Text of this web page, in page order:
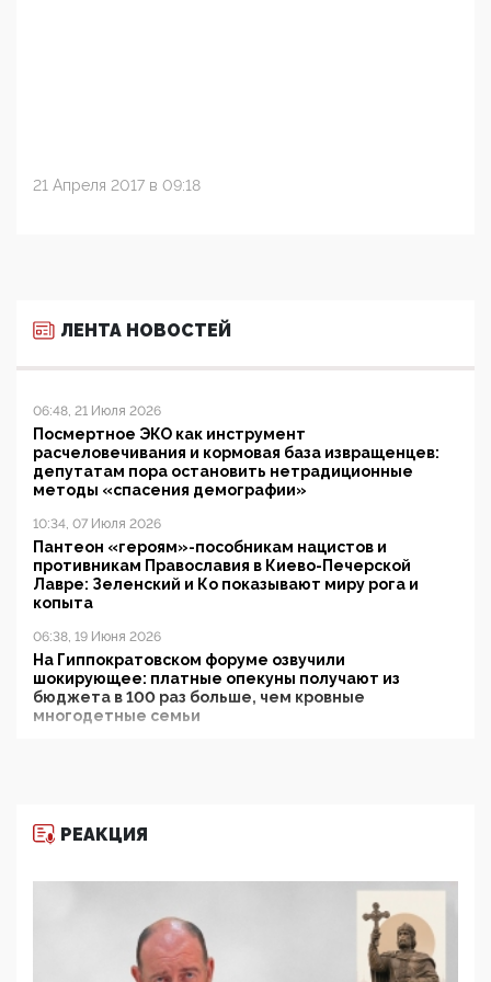
21 Апреля 2017 в 09:18
ЛЕНТА НОВОСТЕЙ
06:48, 21 Июля 2026
Посмертное ЭКО как инструмент
расчеловечивания и кормовая база извращенцев:
депутатам пора остановить нетрадиционные
методы «спасения демографии»
10:34, 07 Июля 2026
Пантеон «героям»-пособникам нацистов и
противникам Православия в Киево-Печерской
Лавре: Зеленский и Ко показывают миру рога и
копыта
06:38, 19 Июня 2026
На Гиппократовском форуме озвучили
шокирующее: платные опекуны получают из
бюджета в 100 раз больше, чем кровные
многодетные семьи
11:53, 09 Июня 2026
деятельность ИИТО ЮНЕСКО в России, но
цифроглобалисты продолжают определять
повестку в образовании
09:43, 01 Июня 2026
РЕАКЦИЯ